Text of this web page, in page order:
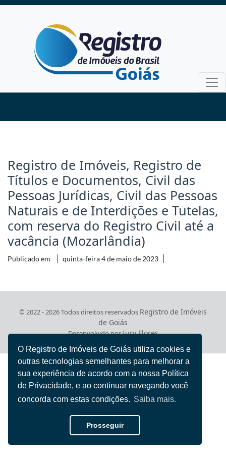
O Registro de Imóveis de Goiás utiliza cookies e
outras tecnologias semelhantes para melhorar a
sua experiência de acordo com a nossa Política
de Privacidade, e ao continuar navegando você
concorda com estas condições. Saiba mais.
Prosseguir
Registro de Imóveis, Registro de
Títulos e Documentos, Civil das
Pessoas Jurídicas, Civil das Pessoas
Naturais e de Interdições e Tutelas,
com reserva do Registro Civil até a
vacância (Mozarlândia)
Publicado em quinta-feira 4 de maio de 2023
© 2022 - 2026 Todos direitos reservados Registro de Imóveis
de Goiás
Desenvolvido porIury Flores